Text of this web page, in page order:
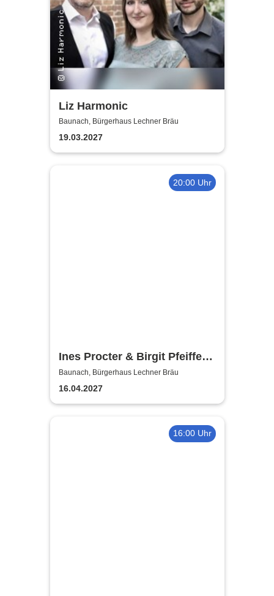
Liz Harmonic
Baunach, Bürgerhaus Lechner Bräu
19.03.2027
20:00 Uhr
Ines Procter & Birgit Pfeiffer -
Schürzentreffen
Baunach, Bürgerhaus Lechner Bräu
16.04.2027
16:00 Uhr